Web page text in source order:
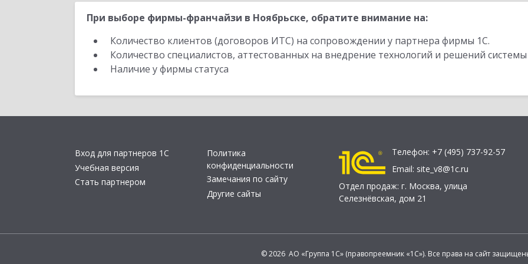
При выборе фирмы-франчайзи в Ноябрьске, обратите внимание на:
Количество клиентов (договоров ИТС) на сопровождении у партнера фирмы 1С.
Количество специалистов, аттестованных на внедрение технологий и решений
Наличие у фирмы статуса
Вход для партнеров 1С
Учебная версия
Стать партнером
Политика
конфиденциальности
Замечания по сайту
Другие сайты
Телефон: +7 (495) 737-92-57
Email: site_v8@1c.ru
Отдел продаж: г. Москва, улица
Селезнёвская, дом 21
© 2026 АО «Группа 1С» (правопреемник «1С»). Все права на сайт